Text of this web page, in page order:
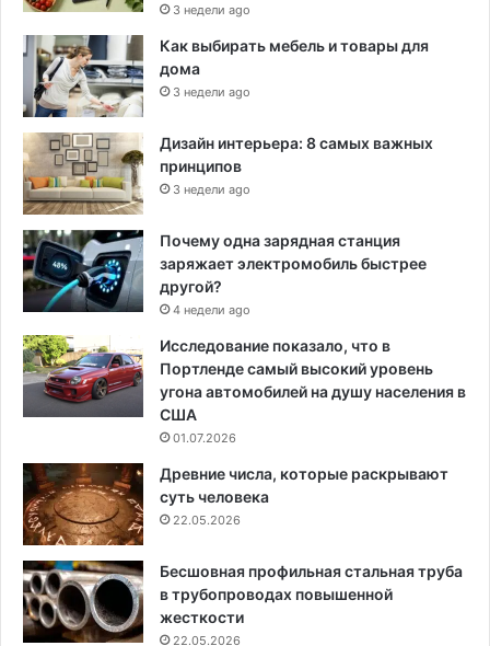
3 недели ago
Как выбирать мебель и товары для
дома
3 недели ago
Дизайн интерьера: 8 самых важных
принципов
3 недели ago
Почему одна зарядная станция
заряжает электромобиль быстрее
другой?
4 недели ago
Исследование показало, что в
Портленде самый высокий уровень
угона автомобилей на душу населения в
США
01.07.2026
Древние числа, которые раскрывают
суть человека
22.05.2026
Бесшовная профильная стальная труба
в трубопроводах повышенной
жесткости
22.05.2026